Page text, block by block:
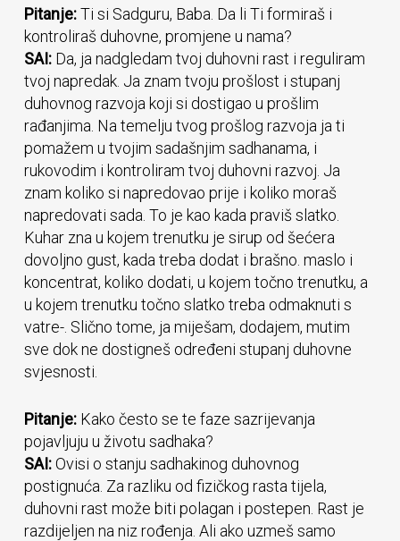
Pitanje:Ti si Sadguru, Baba. Da li Ti formiraš i
kontroliraš duhovne, promjene u nama?
SAI:Da, ja nadgledam tvoj duhovni rast i reguliram
tvoj napredak. Ja znam tvoju prošlost i stupanj
duhovnog razvoja koji si dostigao u prošlim
rađanjima. Na temelju tvog prošlog razvoja ja ti
pomažem u tvojim sadašnjim sadhanama, i
rukovodim i kontroliram tvoj duhovni razvoj. Ja
znam koliko si napredovao prije i koliko moraš
napredovati sada. To je kao kada praviš slatko.
Kuhar zna u kojem trenutku je sirup od šećera
dovoljno gust, kada treba dodat i brašno. maslo i
koncentrat, koliko dodati, u kojem točno trenutku, a
u kojem trenutku točno slatko treba odmaknuti s
vatre-. Slično tome, ja miješam, dodajem, mutim
sve dok ne dostigneš određeni stupanj duhovne
svjesnosti.
Pitanje:Kako često se te faze sazrijevanja
pojavljuju u životu sadhaka?
SAI:Ovisi o stanju sadhakinog duhovnog
postignuća. Za razliku od fizičkog rasta tijela,
duhovni rast može biti polagan i postepen. Rast je
razdijeljen na niz rođenja. Ali ako uzmeš samo